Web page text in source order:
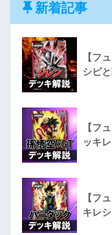
新着記事
【フ
シピ
【フ
ッキ
【フ
キレ